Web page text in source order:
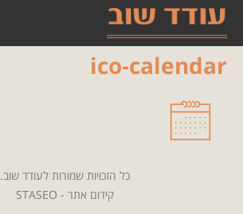
ico-calendar
כל הזכויות שמורות לעודד שוב.
קידום אתר - STASEO